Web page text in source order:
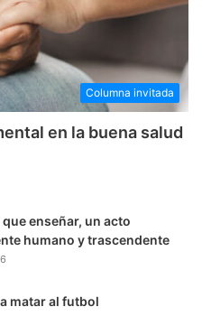
Columna invitada
en la buena salud
enseñar, un acto
humano y trascendente
matar al futbol